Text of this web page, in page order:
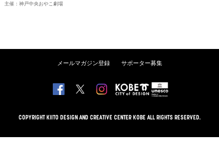
主催：神戸中央おやこ劇場
メールマガジン登録 サポーター募集
COPYRIGHT KIITO DESIGN AND CREATIVE CENTER KOBE ALL RIGHTS RESERVED.